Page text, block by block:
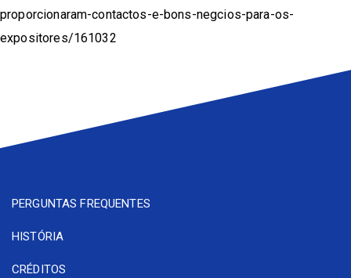
proporcionaram-contactos-e-bons-negcios-para-os-
expositores/161032
PERGUNTAS FREQUENTES
HISTÓRIA
CRÉDITOS